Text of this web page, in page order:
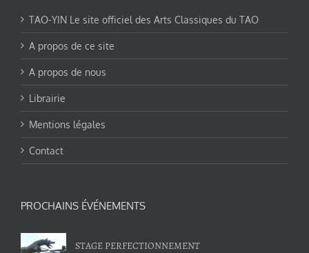
TAO-YIN Le site officiel des Arts Classiques du TAO
A propos de ce site
A propos de nous
Librairie
Mentions légales
Contact
PROCHAINS ÉVÉNEMENTS
STAGE PERFECTIONNEMENT